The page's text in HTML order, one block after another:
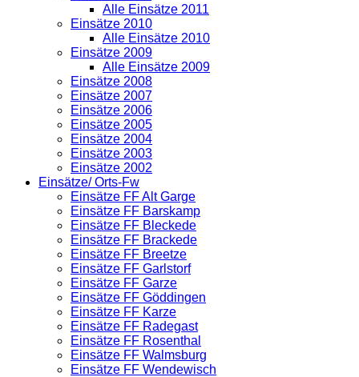
Alle Einsätze 2011
Einsätze 2010
Alle Einsätze 2010
Einsätze 2009
Alle Einsätze 2009
Einsätze 2008
Einsätze 2007
Einsätze 2006
Einsätze 2005
Einsätze 2004
Einsätze 2003
Einsätze 2002
Einsätze/ Orts-Fw
Einsätze FF Alt Garge
Einsätze FF Barskamp
Einsätze FF Bleckede
Einsätze FF Brackede
Einsätze FF Breetze
Einsätze FF Garlstorf
Einsätze FF Garze
Einsätze FF Göddingen
Einsätze FF Karze
Einsätze FF Radegast
Einsätze FF Rosenthal
Einsätze FF Walmsburg
Einsätze FF Wendewisch